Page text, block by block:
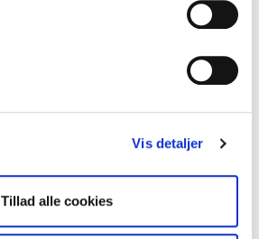
Vis detaljer
Tillad alle cookies